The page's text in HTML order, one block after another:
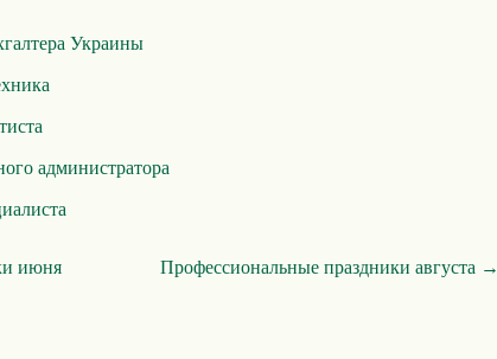
Украины
администратора
июня Профессиональные праздники августа →